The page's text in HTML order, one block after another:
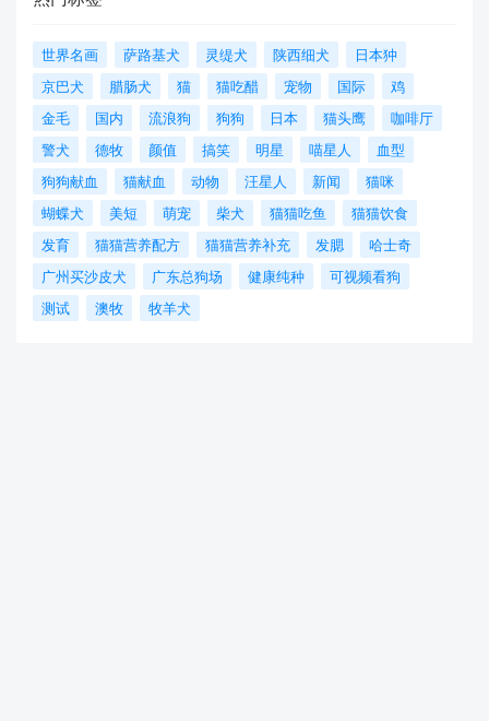
世界名画 萨路基犬 灵缇犬 陕西细犬
日本狆
京巴犬
腊肠犬 猫 猫吃醋 宠物 国际
鸡
金毛
国内 流浪狗 狗狗 日本 猫头鹰
咖啡厅
警犬
德牧 颜值 搞笑 明星 喵星人
血型
狗狗献血
猫献血 动物 汪星人 新闻
猫咪
蝴蝶犬
美短 萌宠 柴犬 猫猫吃鱼
猫猫饮食
发育
猫猫营养配方 猫猫营养补充 发腮
哈士奇
广州买沙皮犬
广东总狗场 健康纯种
可视频看狗
测试
澳牧 牧羊犬